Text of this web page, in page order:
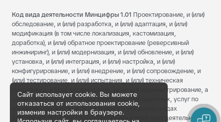
Код вида деятельности Минцифры 1.01 Проектирование, и (или)
обследование, и (или) разработка, и (или) адаптация, и (или)
модификация (в том числе локализация, кастомизация,
доработка), и (или) обратное проектирование (реверсивный
инжиниринг), и (или) модернизация, и (или) обновление, и (или)
установка, и (или) интеграция, и (или) настройка, и (или)
конфигурирование, и (или) внедрение, и (или) сопровождение, и
(или) тестирование, и (или) испытания, и (или) техническая
поддержка, и (или) эксплуатация, включая администрирование, а
также оказание услуг (в том числе консультационных, услуг по
обучению, экспертных услуг и иных) в указанных видах
деятельности (далее - проектирование и (или) иная деятельность,
Сайт использует cookie. Вы можете
отказаться от использования cookie,
изменив настройки в браузере.